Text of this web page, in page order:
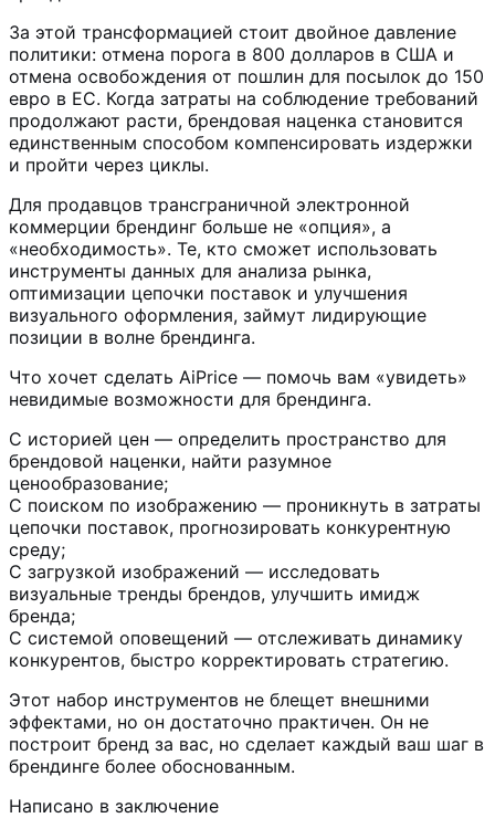
За этой трансформацией стоит двойное давление
политики: отмена порога в 800 долларов в США и
отмена освобождения от пошлин для посылок до 150
евро в ЕС. Когда затраты на соблюдение требований
продолжают расти, брендовая наценка становится
единственным способом компенсировать издержки
и пройти через циклы.
Для продавцов трансграничной электронной
коммерции брендинг больше не «опция», а
«необходимость». Те, кто сможет использовать
инструменты данных для анализа рынка,
оптимизации цепочки поставок и улучшения
визуального оформления, займут лидирующие
позиции в волне брендинга.
Что хочет сделать AiPrice — помочь вам «увидеть»
невидимые возможности для брендинга.
С историей цен — определить пространство для
брендовой наценки, найти разумное
ценообразование;
С поиском по изображению — проникнуть в затраты
цепочки поставок, прогнозировать конкурентную
среду;
С загрузкой изображений — исследовать
визуальные тренды брендов, улучшить имидж
бренда;
С системой оповещений — отслеживать динамику
конкурентов, быстро корректировать стратегию.
Этот набор инструментов не блещет внешними
эффектами, но он достаточно практичен. Он не
построит бренд за вас, но сделает каждый ваш шаг в
брендинге более обоснованным.
Написано в заключение